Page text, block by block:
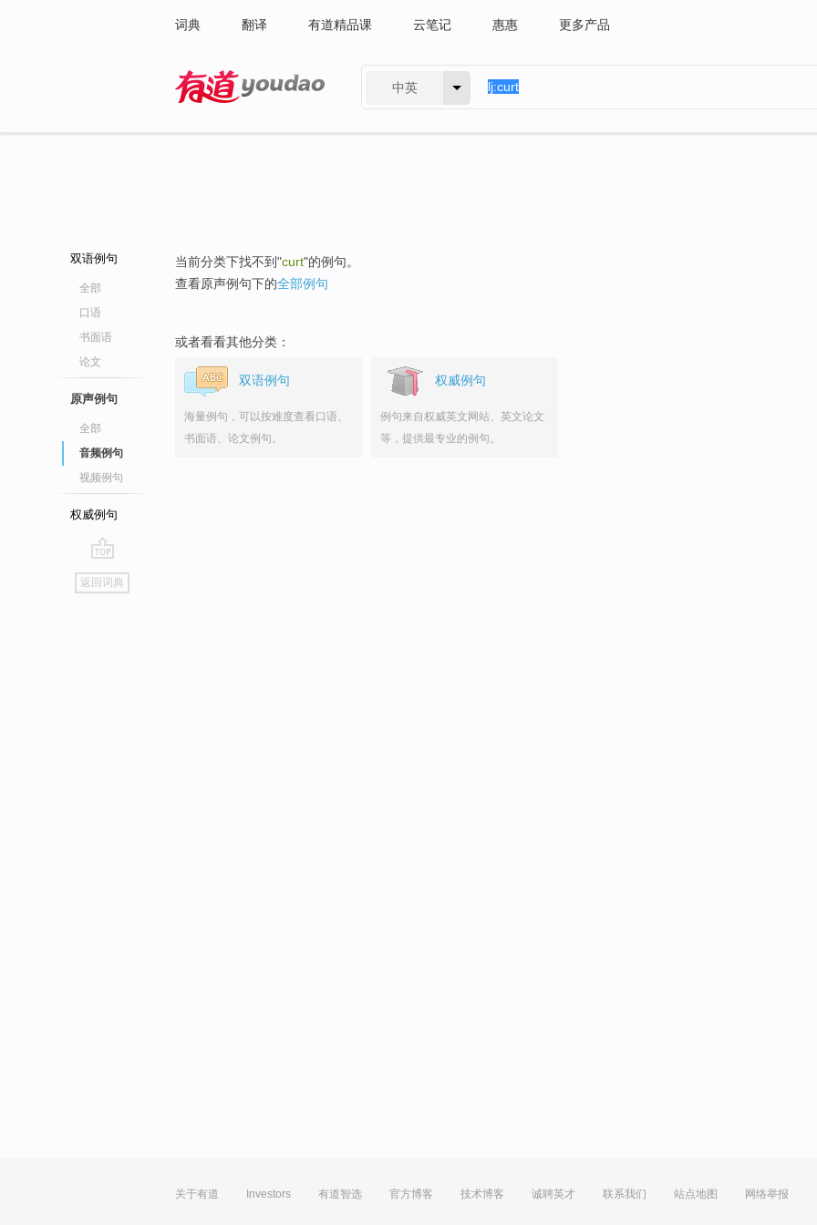
词典 翻译 有道精品课 云笔记 惠惠 更多产品
中英
双语例句
全部
口语
书面语
论文
原声例句
全部
音频例句
视频例句
权威例句
go
top
返回词典
当前分类下找不到"curt"的例句。
查看原声例句下的全部例句
或者看看其他分类：
双语例句
海量例句，可以按难度查看口语、
书面语、论文例句。
权威例句
例句来自权威英文网站、英文论文
等，提供最专业的例句。
关于有道 Investors 有道智选 官方博客 技术博客 诚聘英才 联系我们 站点地图 网络举报